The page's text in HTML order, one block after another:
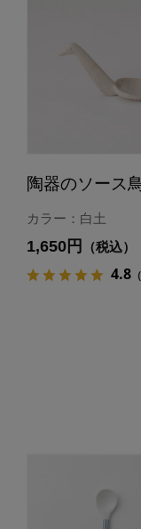
陶器のソース
カラー：白土
1,650円 （税込）
4.8